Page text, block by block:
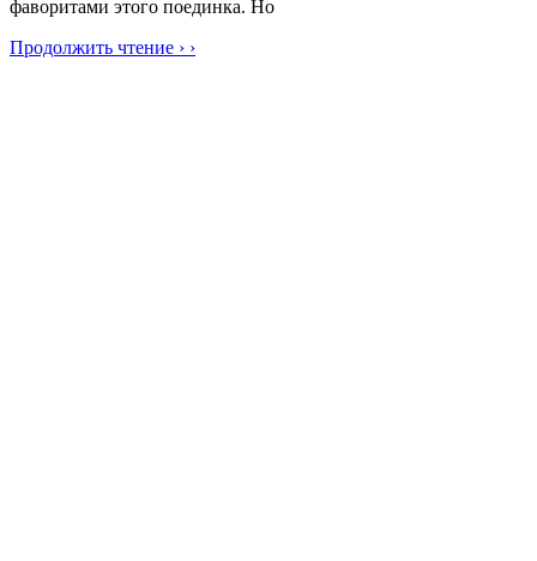
фаворитами этого поединка. Но
Продолжить чтение › ›